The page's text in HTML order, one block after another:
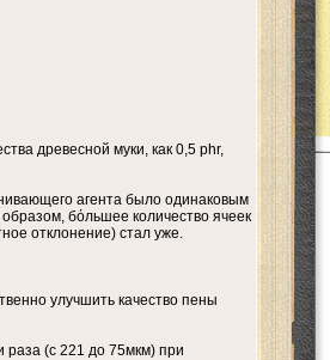
древесной муки, как 0,5 phr,
агента было одинаковым
бόльшее количество ячеек
отклонение) стал уже.
улучшить качество пены
(с 221 до 75мкм) при